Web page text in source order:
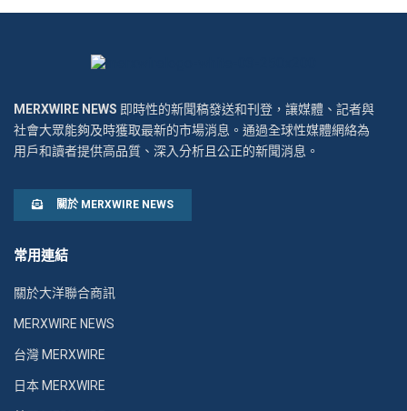
MERXWIRE NEWS 即時性的新聞稿發送和刊登，讓媒體、記者與
社會大眾能夠及時獲取最新的市場消息。通過全球性媒體網絡為
用戶和讀者提供高品質、深入分析且公正的新聞消息。
關於 MERXWIRE NEWS
常用連結
關於大洋聯合商訊
MERXWIRE NEWS
台灣 MERXWIRE
日本 MERXWIRE